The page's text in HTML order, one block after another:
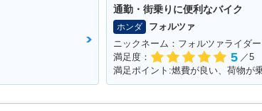
通勤・街乗りに便利なバイク
ホンダ
フォルツァ
ニックネーム：フォルツァライダー
満足度：
5 ／5
満足ポイント:燃費が良い、荷物が